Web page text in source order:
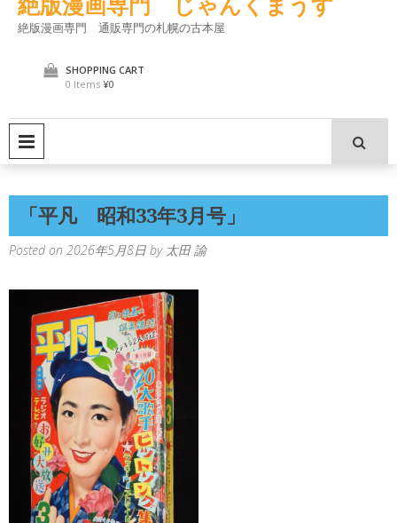
絶版漫画専門 じゃんくまうす
絶版漫画専門 通販専門の札幌の古本屋
SHOPPING CART
0 Items ¥0
「平凡 昭和33年3月号」
Posted on 2026年5月8日 by 太田 諭